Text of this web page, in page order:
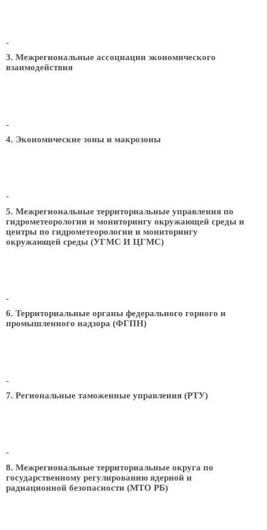
-
3. Межрегиональные ассоциации экономического
взаимодействия
-
4. Экономические зоны и макрозоны
-
5. Межрегиональные территориальные управления по
гидрометеорологии и мониторингу окружающей среды и
центры по гидрометеорологии и мониторингу
окружающей среды (УГМС И ЦГМС)
-
6. Территориальные органы федерального горного и
промышленного надзора (ФГПН)
-
7. Региональные таможенные управления (РТУ)
-
8. Межрегиональные территориальные округа по
государственному регулированию ядерной и
радиационной безопасности (МТО РБ)